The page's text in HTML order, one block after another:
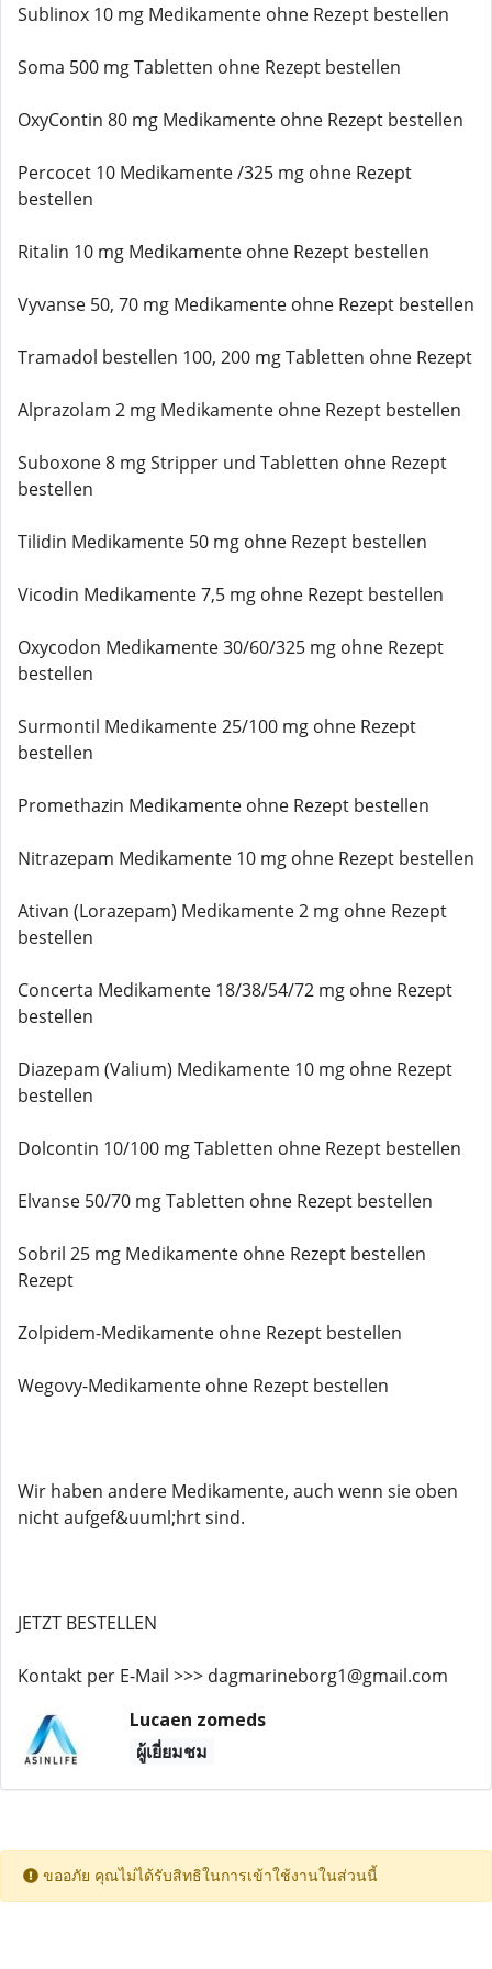
Sublinox 10 mg Medikamente ohne Rezept bestellen
Soma 500 mg Tabletten ohne Rezept bestellen
OxyContin 80 mg Medikamente ohne Rezept bestellen
Percocet 10 Medikamente /325 mg ohne Rezept
bestellen
Ritalin 10 mg Medikamente ohne Rezept bestellen
Vyvanse 50, 70 mg Medikamente ohne Rezept bestellen
Tramadol bestellen 100, 200 mg Tabletten ohne Rezept
Alprazolam 2 mg Medikamente ohne Rezept bestellen
Suboxone 8 mg Stripper und Tabletten ohne Rezept
bestellen
Tilidin Medikamente 50 mg ohne Rezept bestellen
Vicodin Medikamente 7,5 mg ohne Rezept bestellen
Oxycodon Medikamente 30/60/325 mg ohne Rezept
bestellen
Surmontil Medikamente 25/100 mg ohne Rezept
bestellen
Promethazin Medikamente ohne Rezept bestellen
Nitrazepam Medikamente 10 mg ohne Rezept bestellen
Ativan (Lorazepam) Medikamente 2 mg ohne Rezept
bestellen
Concerta Medikamente 18/38/54/72 mg ohne Rezept
bestellen
Diazepam (Valium) Medikamente 10 mg ohne Rezept
bestellen
Dolcontin 10/100 mg Tabletten ohne Rezept bestellen
Elvanse 50/70 mg Tabletten ohne Rezept bestellen
Sobril 25 mg Medikamente ohne Rezept bestellen
Rezept
Zolpidem-Medikamente ohne Rezept bestellen
Wegovy-Medikamente ohne Rezept bestellen
Wir haben andere Medikamente, auch wenn sie oben
nicht aufgef&uuml;hrt sind.
JETZT BESTELLEN
Kontakt per E-Mail >>> dagmarineborg1@gmail.com
Lucaen zomeds
ผู้เยี่ยมชม
ขออภัย คุณไม่ได้รับสิทธิในการเข้าใช้งานในส่วนนี้